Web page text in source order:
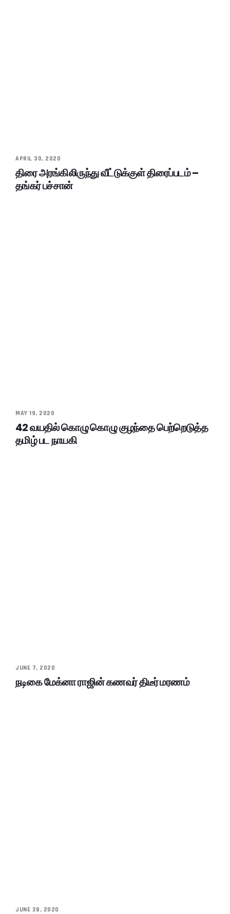
APRIL 30, 2020
திரை அரங்கிலிருந்து வீட்டுக்குள் திரைப்படம் –
தங்கர் பச்சான்
MAY 19, 2020
42 வயதில் கொழு கொழு குழந்தை பெற்றெடுத்த
தமிழ் பட நாயகி
JUNE 7, 2020
நடிகை மேக்னா ராஜின் கணவர் திடீர் மரணம்
JUNE 28, 2020